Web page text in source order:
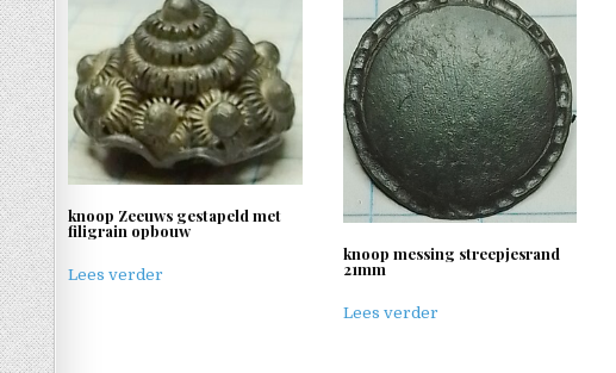
knoop Zeeuws gestapeld met
filigrain opbouw
Lees verder
knoop messing streepjesrand
21mm
Lees verder